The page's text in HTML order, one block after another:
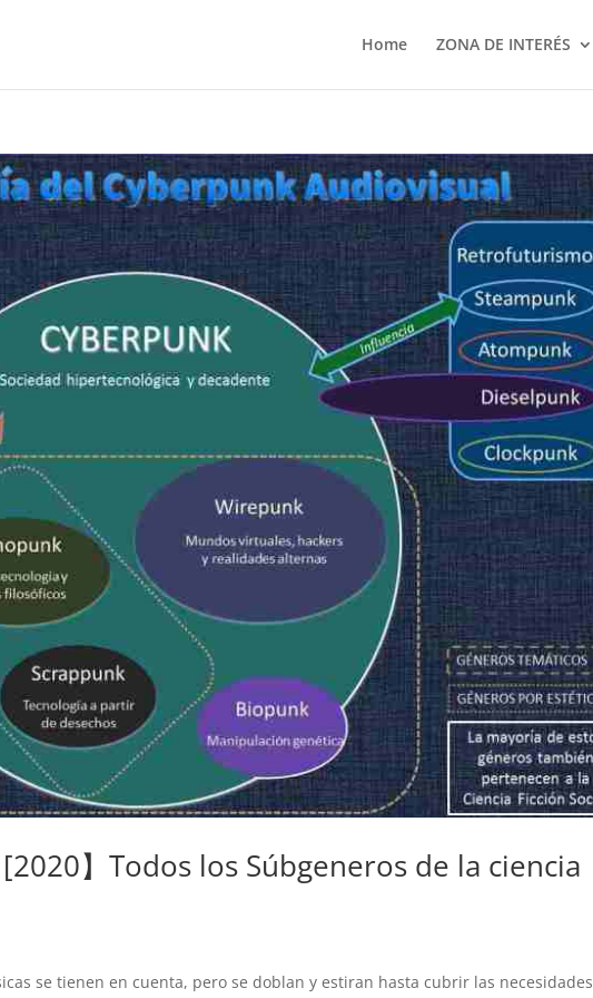
Home ZONA DE INTERÉS
】Todos los Súbgeneros de la ciencia
se tienen en cuenta, pero se doblan y estiran hasta cubrir las